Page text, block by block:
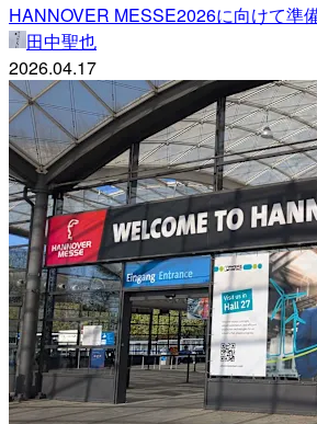
HANNOVER MESSE2026に向けて準
田中聖也
2026.04.17